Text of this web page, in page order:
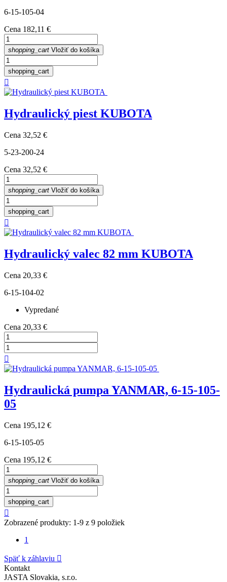
6-15-105-04
Cena 182,11 €
shopping_cart Vložiť do košíka
shopping_cart

Hydraulický piest KUBOTA
Cena 32,52 €
5-23-200-24
Cena 32,52 €
shopping_cart Vložiť do košíka
shopping_cart

Hydraulický valec 82 mm KUBOTA
Cena 20,33 €
6-15-104-02
Vypredané
Cena 20,33 €

Hydraulická pumpa YANMAR, 6-15-105-
05
Cena 195,12 €
6-15-105-05
Cena 195,12 €
shopping_cart Vložiť do košíka
shopping_cart

Zobrazené produkty: 1-9 z 9 položiek
1
Späť k záhlaviu 
Kontakt
JASTA Slovakia, s.r.o.